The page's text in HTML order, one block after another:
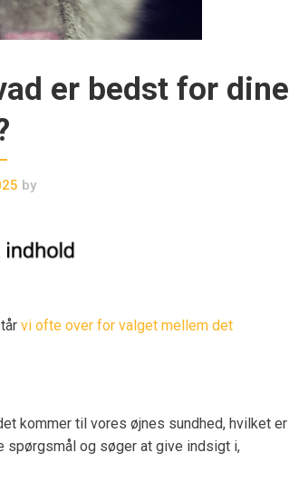
er bedst for dine
by
vi ofte over for valget mellem det
kommer til vores øjnes sundhed, hvilket er
spørgsmål og søger at give indsigt i,